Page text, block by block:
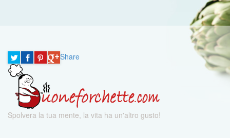
Share
Spolvera la tua mente, la vita ha un'altro gusto!